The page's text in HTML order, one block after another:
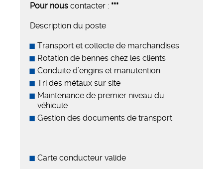
Pour nous contacter : ***
Description du poste
Transport et collecte de marchandises
Rotation de bennes chez les clients
Conduite d’engins et manutention
Tri des métaux sur site
Maintenance de premier niveau du
véhicule
Gestion des documents de transport
Carte conducteur valide